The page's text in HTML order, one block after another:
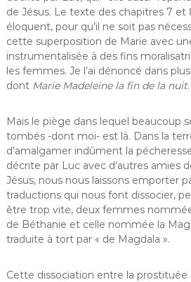
de Jésus. Le texte des chapitres 7 et
éloquent, pour qu’il ne soit pas
cette superposition de Marie avec
instrumentalisée à des fins
les femmes. Je l’ai dénoncé dans
dont Marie Madeleine la fin de la nuit.
Mais le piège dans lequel beaucoup
tombés -dont moi- est là. Dans la
d’amalgamer indûment la
décrite par Luc avec d’autres amies
Jésus, nous nous laissons emporter
traductions qui nous font dissocier,
être trop vite, deux femmes
de Béthanie et celle nommée la
traduite à tort par « de Magdala ».
Cette dissociation entre la